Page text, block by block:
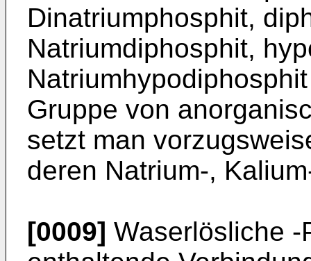
Dinatriumphosphit,
Natriumdiphosphit,
Gruppe von
setzt man
deren Natrium-,
[0009] Waserlösliche -